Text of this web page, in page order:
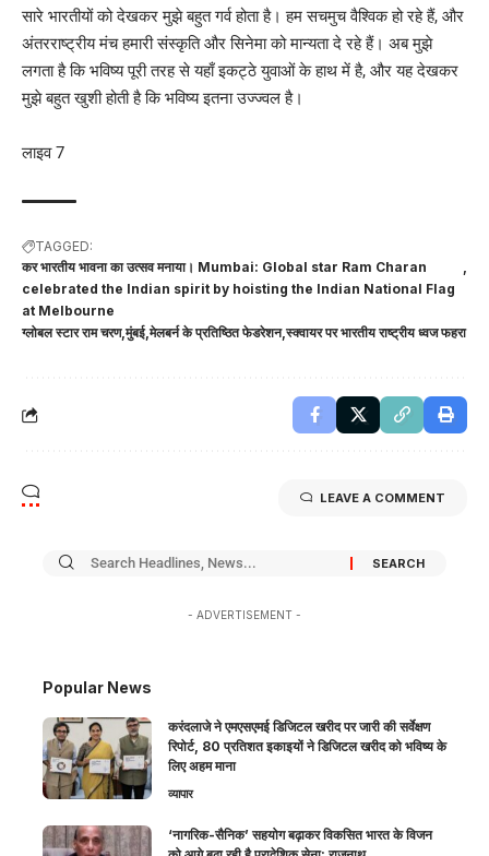
सारे भारतीयों को देखकर मुझे बहुत गर्व होता है। हम सचमुच वैश्विक हो रहे हैं, और
अंतरराष्ट्रीय मंच हमारी संस्कृति और सिनेमा को मान्यता दे रहे हैं। अब मुझे
लगता है कि भविष्य पूरी तरह से यहाँ इकट्ठे युवाओं के हाथ में है, और यह देखकर
मुझे बहुत खुशी होती है कि भविष्य इतना उज्ज्वल है।
लाइव 7
TAGGED:
कर भारतीय भावना का उत्सव मनाया। Mumbai: Global star Ram Charan
celebrated the Indian spirit by hoisting the Indian National Flag
at Melbourne
ग्लोबल स्टार राम चरण मुंबई मेलबर्न के प्रतिष्ठित फेडरेशन स्क्वायर पर भारतीय राष्ट्रीय ध्वज फहरा
LEAVE A COMMENT
- ADVERTISEMENT -
Popular News
करंदलाजे ने एमएसएमई डिजिटल खरीद पर जारी की सर्वेक्षण
रिपोर्ट, 80 प्रतिशत इकाइयों ने डिजिटल खरीद को भविष्य के
लिए अहम माना
व्यापार
‘नागरिक-सैनिक’ सहयोग बढ़ाकर विकसित भारत के विजन